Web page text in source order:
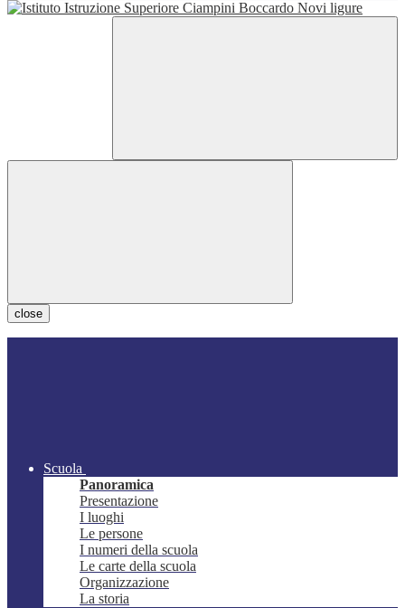
close
Scuola
Panoramica
Presentazione
I luoghi
Le persone
I numeri della scuola
Le carte della scuola
Organizzazione
La storia